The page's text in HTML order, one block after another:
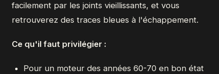
facilement par les joints vieillissants, et vous
retrouverez des traces bleues à l'échappement.
Ce qu'il faut privilégier :
Pour un moteur des années 60-70 en bon état